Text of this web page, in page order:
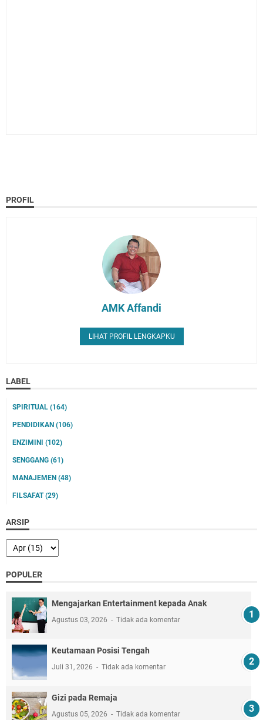
PROFIL
AMK Affandi
LIHAT PROFIL LENGKAPKU
LABEL
SPIRITUAL (164)
PENDIDIKAN (106)
ENZIMINI (102)
SENGGANG (61)
MANAJEMEN (48)
FILSAFAT(29)
ARSIP
POPULER
Mengajarkan Entertainment kepada Anak
Agustus 03, 2026 Tidak ada komentar
Keutamaan Posisi Tengah
Juli 31, 2026 Tidak ada komentar
Gizi pada Remaja
Agustus 05, 2026 Tidak ada komentar